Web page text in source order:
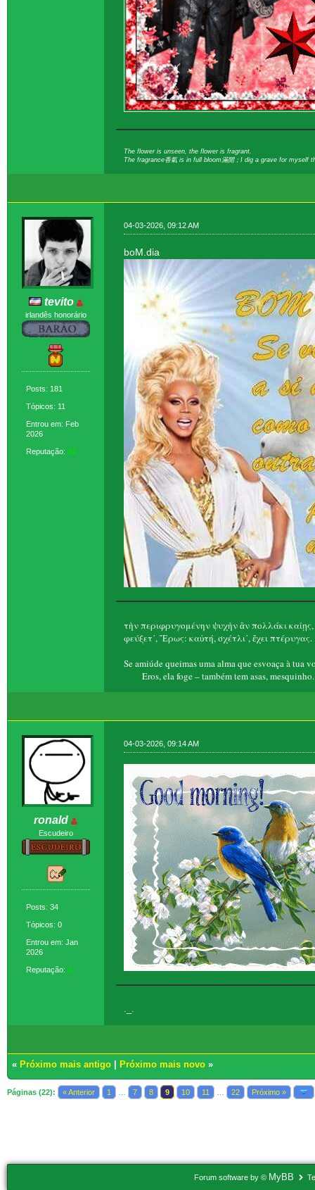
The flower is unseen, the flower is fragrant.
The fragrance香氣 is in full bloom滿開；I dig a grave for myself
tevito
irlandês honorário
Posts: 181
Tópicos: 11
Entrou em: Feb
2026
Reputação: 24
04-03-2026, 09:12 AM
boM.dia
τὴν περιφρυγομένην ψυχὴν ἂν πολλάκι καίῃς,
φεύξετ᾽, Ἔρως: καὐτή, σχέτλι᾽, ἔχει πτέρυγας.
Se amiúde queimas uma alma que esvoaça à tua
Eros, ela foge – também tem asas, mesquinho.
ronald
Escudeiro
Posts: 34
Tópicos: 0
Entrou em: Jan
2026
Reputação: 2
04-03-2026, 09:14 AM
._.
« Próximo mais antigo Próximo mais novo »
Páginas (22): « Anterior 1 7 8 9 10 11 22 Próximo »
Forum software by © MyBB